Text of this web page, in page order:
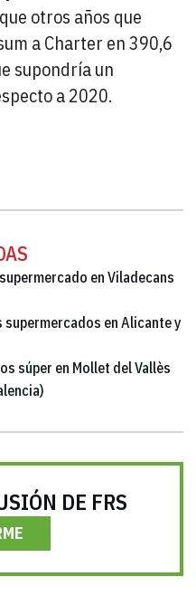
que otros años que
a Charter en 390,6
supondría un
a 2020.
en Viladecans
en Alicante y
súper en Mollet del Vallès
DE FRS